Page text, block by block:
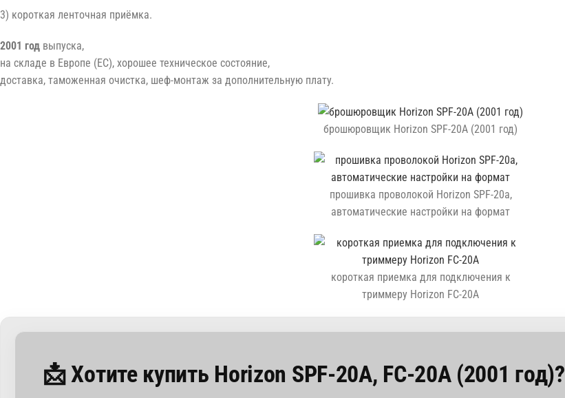
3) короткая ленточная приёмка.
2001 год выпуска,
на складе в Европе (ЕС), хорошее техническое состояние,
доставка, таможенная очистка, шеф-монтаж за дополнительную плату.
брошюровщик Horizon SPF-20A (2001 год)
прошивка проволокой Horizon SPF-20a,
автоматические настройки на формат
короткая приемка для подключения к
триммеру Horizon FC-20A
📩 Хотите купить Horizon SPF-20A, FC-20A (2001 год)?